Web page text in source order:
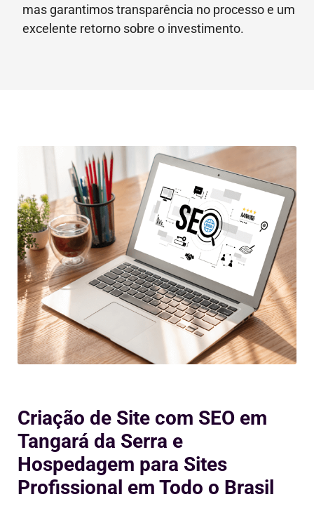
mas garantimos transparência no processo e um
excelente retorno sobre o investimento.
Criação de Site com SEO em
Tangará da Serra e
Hospedagem para Sites
Profissional em Todo o Brasil